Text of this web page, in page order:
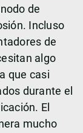
de
Incluso
de
algo
que casi
durante el
El
mucho